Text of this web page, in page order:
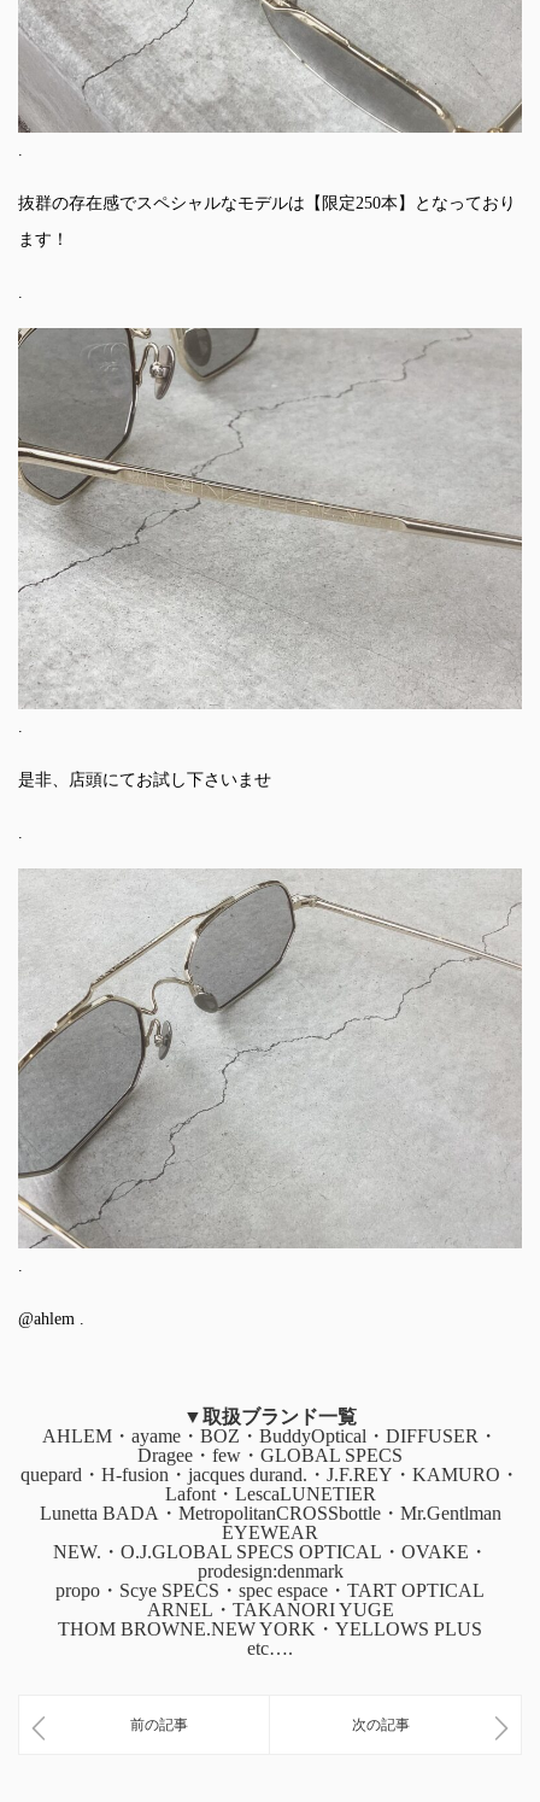
.
抜群の存在感でスペシャルなモデルは【限定250本】となっており
ます！
.
是非、店頭にてお試し下さいませ
@ahlem
▼取扱ブランド一覧
AHLEM・ayame・BOZ・BuddyOptical・DIFFUSER・
Dragee・few・GLOBAL SPECS
quepard・H-fusion・jacques durand.・J.F.REY・KAMURO・
Lafont・LescaLUNETIER
Lunetta BADA・MetropolitanCROSSbottle・Mr.Gentlman
EYEWEAR
NEW.・O.J.GLOBAL SPECS OPTICAL・OVAKE・
prodesign:denmark
propo・Scye SPECS・spec espace・TART OPTICAL
ARNEL・TAKANORI YUGE
THOM BROWNE.NEW YORK・YELLOWS PLUS
etc….
前の記事 次の記事